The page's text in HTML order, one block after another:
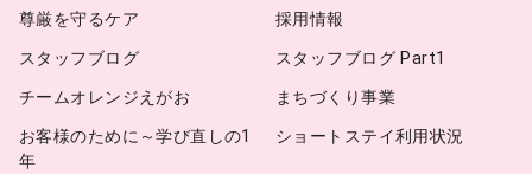
尊厳を守るケア
採用情報
スタッフブログ
スタッフブログ Part1
チームオレンジえがお
まちづくり事業
お客様のために～学び直しの1
年
ショートステイ利用状況